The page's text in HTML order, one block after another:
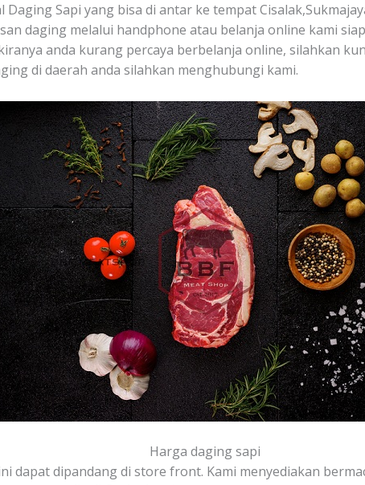
Daging Sapi yang bisa di antar ke tempat
daging melalui handphone atau belanja online kami
anda kurang percaya berbelanja online, silahkan
di daerah anda silahkan menghubungi kami.
Harga daging sapi
dapat dipandang di store front. Kami menyediakan